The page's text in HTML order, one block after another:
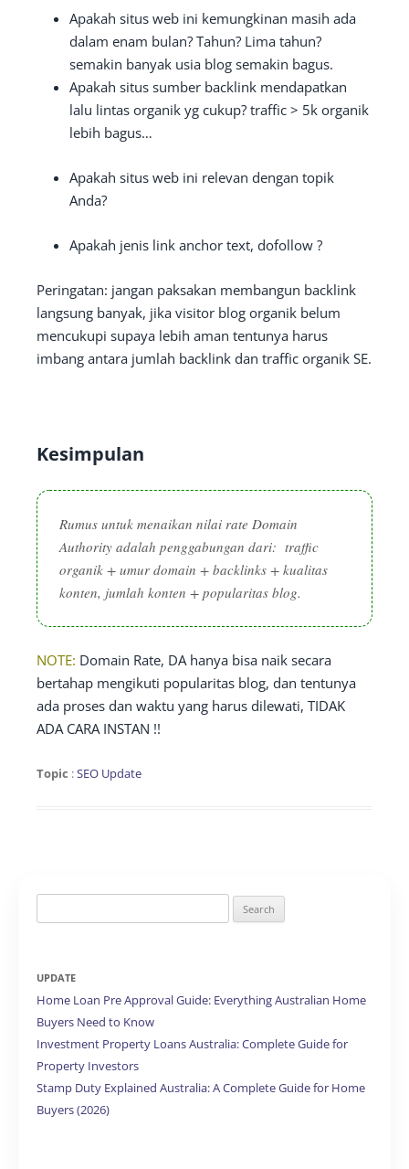
Apakah situs web ini kemungkinan masih ada
dalam enam bulan? Tahun? Lima tahun?
semakin banyak usia blog semakin bagus.
Apakah situs sumber backlink mendapatkan
lalu lintas organik yg cukup? traffic > 5k organik
lebih bagus…
Apakah situs web ini relevan dengan topik
Anda?
Apakah jenis link anchor text, dofollow ?
Peringatan: jangan paksakan membangun backlink
langsung banyak, jika visitor blog organik belum
mencukupi supaya lebih aman tentunya harus
imbang antara jumlah backlink dan traffic organik SE.
Kesimpulan
Rumus untuk menaikan nilai rate Domain
Authority adalah penggabungan dari: traffic
organik + umur domain + backlinks + kualitas
konten, jumlah konten + popularitas blog.
NOTE: Domain Rate, DA hanya bisa naik secara
bertahap mengikuti popularitas blog, dan tentunya
ada proses dan waktu yang harus dilewati, TIDAK
ADA CARA INSTAN !!
Topic :SEO Update
for:
UPDATE
Home Loan Pre Approval Guide: Everything Australian Home
Buyers Need to Know
Investment Property Loans Australia: Complete Guide for
Property Investors
Stamp Duty Explained Australia: A Complete Guide for Home
Buyers (2026)